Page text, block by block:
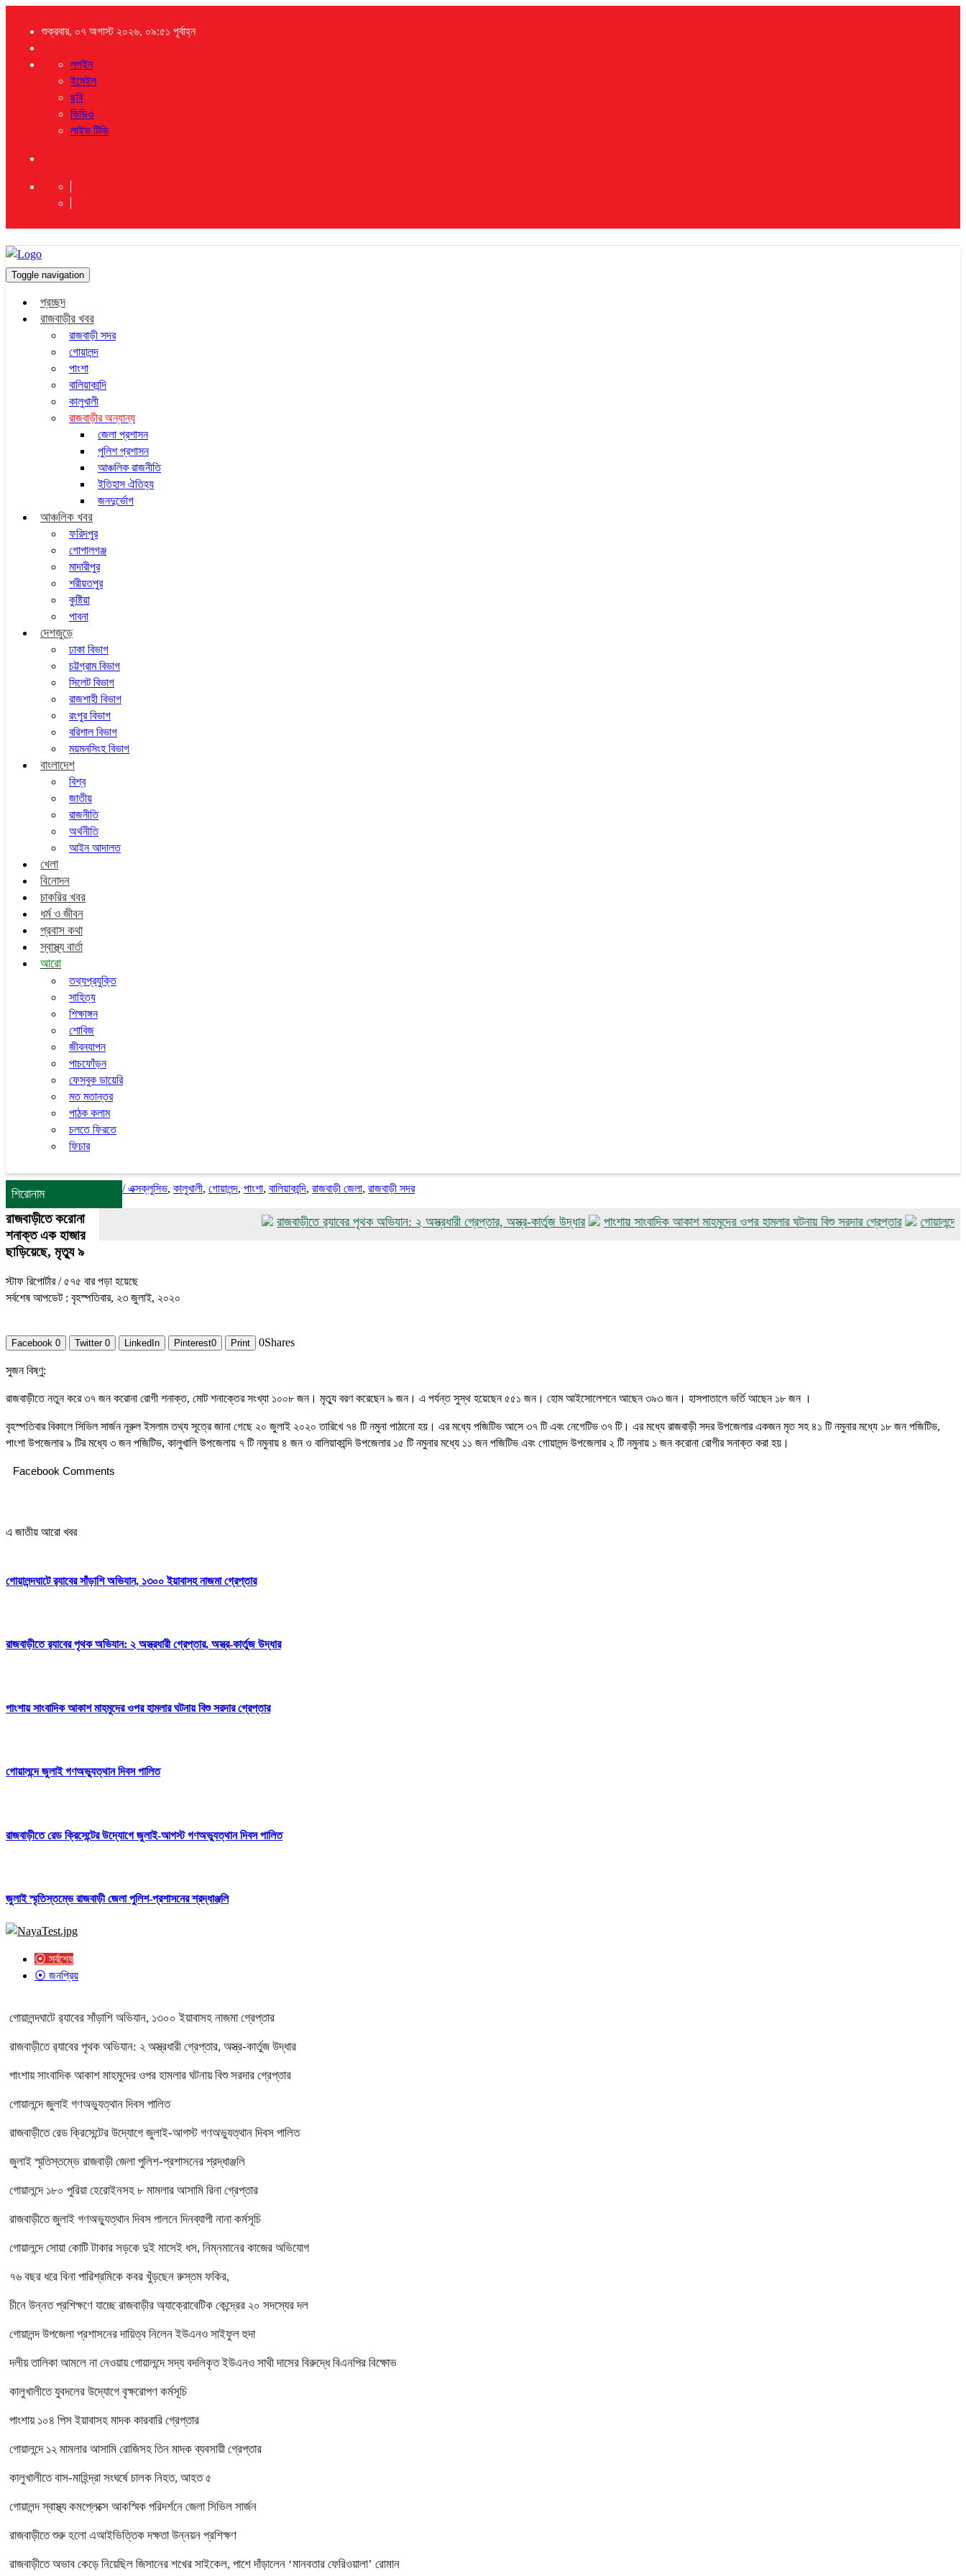
শুক্রবার, ০৭ অগাস্ট ২০২৬, ০৯:৫১ পূর্বাহ্ন
লগইন
ইমেইল
ছবি
ভিডিও
লাইভ টিভি
Toggle navigation
প্রচ্ছদ
রাজবাড়ীর খবর
রাজবাড়ী সদর
গোয়ালন্দ
পাংশা
বালিয়াকান্দি
কালুখালী
রাজবাড়ীর অন্যান্য
জেলা প্রশাসন
পুলিশ প্রশাসন
আঞ্চলিক রাজনীতি
ইতিহাস ঐতিহ্য
জনদুর্ভোগ
আঞ্চলিক খবর
ফরিদপুর
গোপালগঞ্জ
মাদারীপুর
শরীয়তপুর
কুষ্টিয়া
পাবনা
দেশজুড়ে
ঢাকা বিভাগ
চট্টগ্রাম বিভাগ
সিলেট বিভাগ
রাজশাহী বিভাগ
রংপুর বিভাগ
বরিশাল বিভাগ
ময়মনসিংহ বিভাগ
বাংলাদেশ
বিশ্ব
জাতীয়
রাজনীতি
অর্থনীতি
আইন আদালত
খেলা
বিনোদন
চাকরির খবর
ধর্ম ও জীবন
প্রবাস কথা
স্বাস্থ্য বার্তা
আরো
তথ্যপ্রযুক্তি
সাহিত্য
শিক্ষাঙ্গন
শোবিজ
জীবনযাপন
পাচফোঁড়ন
ফেসবুক ডায়েরি
মত মতান্তর
পাঠক কলাম
চলতে ফিরতে
ফিচার
শিরোনাম
রাজবাড়ীতে র‌্যাবের পৃথক অভিযান: ২ অস্ত্রধারী গ্রেপ্তার, অস্ত্র-কার্তুজ উদ্ধার
পাংশায় সাংবাদিক আকাশ মাহমুদের ওপর হামলার ঘটনায় বিশু সরদার গ্রেপ্তার গোয়ালন্দে জুলাই
/এক্সক্লুসিভ,কালুখালী,গোয়ালন্দ,পাংশা,বালিয়াকান্দি,রাজবাড়ী জেলা,রাজবাড়ী সদর
রাজবাড়ীতে করোনা
শনাক্ত এক হাজার
ছাড়িয়েছে, মৃত্যু ৯
স্টাফ রিপোর্টার/ ৫৭৫ বার পড়া হয়েছে
সর্বশেষ আপডেট : বৃহস্পতিবার, ২৩ জুলাই, ২০২০
Facebook 0 Twitter 0 LinkedIn Pinterest0 Print 0Shares
সুজন বিষ্ণু:
রাজবাড়ীতে নতুন করে ৩৭ জন করোনা রোগী শনাক্ত, মোট শনাক্তের সংখ্যা ১০০৮ জন। মৃত্যু বরণ করেছেন ৯ জন। এ পর্যন্ত সুস্থ হয়েছেন ৫৫১ জন। হোম আইসোলেশনে আছেন ৩৯৩ জন। হাসপাতালে ভর্তি আছেন ১৮ জন ।
বৃহস্পতিবার বিকালে সিভিল সার্জন নূরুল ইসলাম তথ্য সূত্রে জানা গেছে ২০ জুলাই ২০২০ তারিখে ৭৪ টি নমুনা পাঠানো হয়। এর মধ্যে পজিটিভ আসে ৩৭ টি এবং নেগেটিভ ৩৭ টি। এর মধ্যে রাজবাড়ী সদর উপজেলার একজন মৃত সহ ৪১ টি নমুনার মধ্যে ১৮ জন পজিটিভ,
পাংশা উপজেলার ৯ টির মধ্যে ৩ জন পজিটিভ, কালুখালি উপজেলায় ৭ টি নমুনায় ৪ জন ও বালিয়াকান্দি উপজেলার ১৫ টি নমুনার মধ্যে ১১ জন পজিটিভ এবং গোয়ালন্দ উপজেলার ২ টি নমুনায় ১ জন করোনা রোগীর সনাক্ত করা হয়।
Facebook Comments
এ জাতীয় আরো খবর
গোয়ালন্দঘাটে র‌্যাবের সাঁড়াশি অভিযান, ১৩০০ ইয়াবাসহ নাজমা গ্রেপ্তার
রাজবাড়ীতে র‌্যাবের পৃথক অভিযান: ২ অস্ত্রধারী গ্রেপ্তার, অস্ত্র-কার্তুজ উদ্ধার
পাংশায় সাংবাদিক আকাশ মাহমুদের ওপর হামলার ঘটনায় বিশু সরদার গ্রেপ্তার
গোয়ালন্দে জুলাই গণঅভ্যুত্থান দিবস পালিত
রাজবাড়ীতে রেড ক্রিসেন্টের উদ্যোগে জুলাই-আগস্ট গণঅভ্যুত্থান দিবস পালিত
জুলাই স্মৃতিস্তম্ভে রাজবাড়ী জেলা পুলিশ-প্রশাসনের শ্রদ্ধাঞ্জলি
⦿ সর্বশেষ
⦿ জনপ্রিয়
গোয়ালন্দঘাটে র‌্যাবের সাঁড়াশি অভিযান, ১৩০০ ইয়াবাসহ নাজমা গ্রেপ্তার
রাজবাড়ীতে র‌্যাবের পৃথক অভিযান: ২ অস্ত্রধারী গ্রেপ্তার, অস্ত্র-কার্তুজ উদ্ধার
পাংশায় সাংবাদিক আকাশ মাহমুদের ওপর হামলার ঘটনায় বিশু সরদার গ্রেপ্তার
গোয়ালন্দে জুলাই গণঅভ্যুত্থান দিবস পালিত
রাজবাড়ীতে রেড ক্রিসেন্টের উদ্যোগে জুলাই-আগস্ট গণঅভ্যুত্থান দিবস পালিত
জুলাই স্মৃতিস্তম্ভে রাজবাড়ী জেলা পুলিশ-প্রশাসনের শ্রদ্ধাঞ্জলি
গোয়ালন্দে ১৮০ পুরিয়া হেরোইনসহ ৮ মামলার আসামি রিনা গ্রেপ্তার
রাজবাড়ীতে জুলাই গণঅভ্যুত্থান দিবস পালনে দিনব্যাপী নানা কর্মসূচি
গোয়ালন্দে সোয়া কোটি টাকার সড়কে দুই মাসেই ধস, নিম্নমানের কাজের অভিযোগ
৭৬ বছর ধরে বিনা পারিশ্রমিকে কবর খুঁড়ছেন রুস্তম ফকির,
চীনে উন্নত প্রশিক্ষণে যাচ্ছে রাজবাড়ীর অ্যাক্রোবেটিক কেন্দ্রের ২০ সদস্যের দল
গোয়ালন্দ উপজেলা প্রশাসনের দায়িত্ব নিলেন ইউএনও সাইফুল হুদা
দলীয় তালিকা আমলে না নেওয়ায় গোয়ালন্দে সদ্য বদলিকৃত ইউএনও সাথী দাসের বিরুদ্ধে বিএনপির বিক্ষোভ
কালুখালীতে যুবদলের উদ্যোগে বৃক্ষরোপণ কর্মসূচি
পাংশায় ১০৪ পিস ইয়াবাসহ মাদক কারবারি গ্রেপ্তার
গোয়ালন্দে ১২ মামলার আসামি রোজিসহ তিন মাদক ব্যবসায়ী গ্রেপ্তার
কালুখালীতে বাস-মাহিন্দ্রা সংঘর্ষে চালক নিহত, আহত ৫
গোয়ালন্দ স্বাস্থ্য কমপ্লেক্সে আকস্মিক পরিদর্শনে জেলা সিভিল সার্জন
রাজবাড়ীতে শুরু হলো এআইভিত্তিক দক্ষতা উন্নয়ন প্রশিক্ষণ
রাজবাড়ীতে অভাব কেড়ে নিয়েছিল জিসানের শখের সাইকেল, পাশে দাঁড়ালেন ‘মানবতার ফেরিওয়ালা’ রোমান